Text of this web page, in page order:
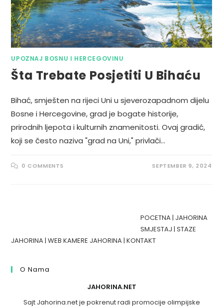
UPOZNAJ BOSNU I HERCEGOVINU
Šta Trebate Posjetiti U Bihaću
Bihać, smješten na rijeci Uni u sjeverozapadnom dijelu
Bosne i Hercegovine, grad je bogate historije,
prirodnih ljepota i kulturnih znamenitosti. Ovaj gradić,
koji se često naziva "grad na Uni," privlači…
0 COMMENTS SEPTEMBER 9, 2024
POCETNA| JAHORINA
SMJESTAJ |STAZE
JAHORINA|WEB KAMERE JAHORINA|KONTAKT
O Nama
JAHORINA.NET
Sajt Jahorina.net je pokrenut radi promocije olimpijske